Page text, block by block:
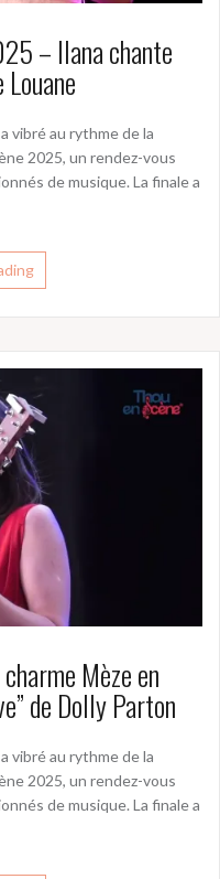
– Ilana chante
vibré au rythme de la
2025, un rendez-vous
de musique. La finale a
Mèze en
de Dolly Parton
vibré au rythme de la
2025, un rendez-vous
de musique. La finale a